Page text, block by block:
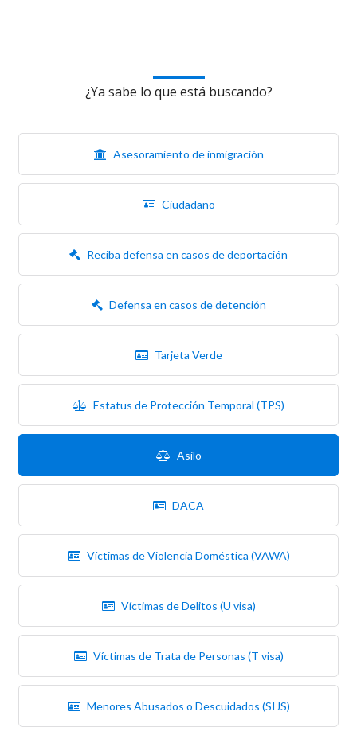
¿Ya sabe lo que está buscando?
Asesoramiento de inmigración
Ciudadano
Reciba defensa en casos de deportación
Defensa en casos de detención
Tarjeta Verde
Estatus de Protección Temporal (TPS)
Asilo
DACA
Víctimas de Violencia Doméstica (VAWA)
Víctimas de Delitos (U visa)
Víctimas de Trata de Personas (T visa)
Menores Abusados o Descuidados (SIJS)